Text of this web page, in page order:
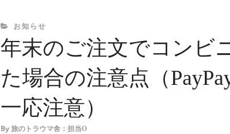
CATEGORIES
お知らせ
年末のご注文でコンビ
た場合の注意点（
一応注意）
By 旅のトラウマ舎：担当O